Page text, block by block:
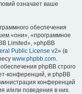
означает ваше
обеспечения
«они», «программное
Limited», «phpBB
Public License v2» (в
www.phpbb.com.
phpBB строго
конференций, и phpBB
конференций
и/или поведения в них.